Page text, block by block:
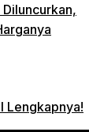
Diluncurkan,
Lengkapnya!